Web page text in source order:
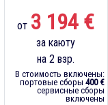
от 3 194 €
за каюту
на 2 взр.
В стоимость включены:
портовые сборы 400 €
сервисные сборы
включены